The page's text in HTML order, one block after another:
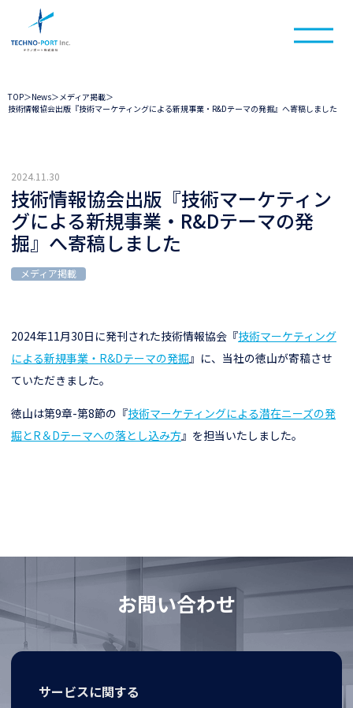
TOP＞News＞メディア掲載＞
技術情報協会出版『技術マーケティングによる新規事業・R&Dテーマの発掘』へ寄稿しました
2024.11.30
技術情報協会出版『技術マーケティン
グによる新規事業・R&Dテーマの発
掘』へ寄稿しました
メディア掲載
2024年11月30日に発刊された技術情報協会『技術マーケティング
による新規事業・R&Dテーマの発掘』に、当社の徳山が寄稿させ
ていただきました。
徳山は第9章-第8節の『技術マーケティングによる潜在ニーズの発
掘とR＆Dテーマへの落とし込み方』を担当いたしました。
お問い合わせ
サービスに関する